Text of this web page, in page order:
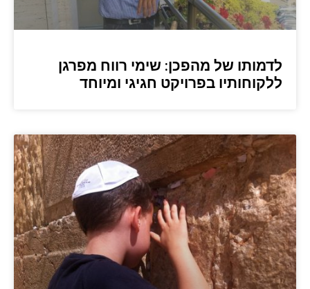
לדמותו של מהפכן: שימי רווח מפרגן
ללקוחותיו בפרויקט חגיגי ומיוחד